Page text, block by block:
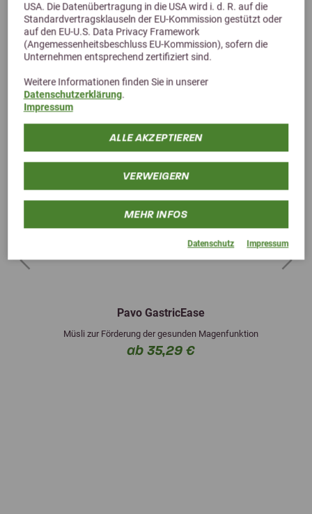
USA. Die Datenübertragung in die USA wird i. d. R. auf die
Standardvertragsklauseln der EU-Kommission gestützt oder
auf den EU-U.S. Data Privacy Framework
(Angemessenheitsbeschluss EU-Kommission), sofern die
Unternehmen entsprechend zertifiziert sind.
Weitere Informationen finden Sie in unserer
Datenschutzerklärung.
Impressum
ALLE AKZEPTIEREN
VERWEIGERN
MEHR INFOS
Datenschutz Impressum
Pavo GastricEase
Müsli zur Förderung der gesunden Magenfunktion
ab 35,29 €
Previous Next